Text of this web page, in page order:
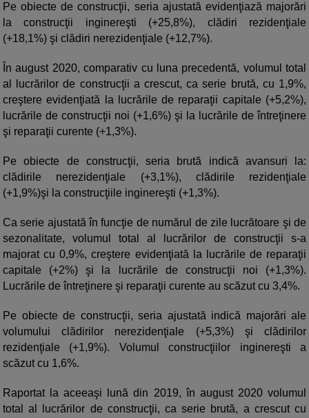
Pe obiecte de construcţii, seria ajustată evidenţiază majorări
la construcţii inginereşti (+25,8%), clădiri rezidenţiale
(+18,1%) şi clădiri nerezidenţiale (+12,7%).
În august 2020, comparativ cu luna precedentă, volumul total
al lucrărilor de construcţii a crescut, ca serie brută, cu 1,9%,
creştere evidenţiată la lucrările de reparaţii capitale (+5,2%),
lucrările de construcţii noi (+1,6%) şi la lucrările de întreţinere
şi reparaţii curente (+1,3%).
Pe obiecte de construcţii, seria brută indică avansuri la:
clădirile nerezidenţiale (+3,1%), clădirile rezidenţiale
(+1,9%)şi la construcţiile inginereşti (+1,3%).
Ca serie ajustată în funcţie de numărul de zile lucrătoare şi de
sezonalitate, volumul total al lucrărilor de construcţii s-a
majorat cu 0,9%, creştere evidenţiată la lucrările de reparaţii
capitale (+2%) şi la lucrările de construcţii noi (+1,3%).
Lucrările de întreţinere şi reparaţii curente au scăzut cu 3,4%.
Pe obiecte de construcţii, seria ajustată indică majorări ale
volumului clădirilor nerezidenţiale (+5,3%) şi clădirilor
rezidenţiale (+1,9%). Volumul construcţiilor inginereşti a
scăzut cu 1,6%.
Raportat la aceeaşi lună din 2019, în august 2020 volumul
total al lucrărilor de construcţii, ca serie brută, a crescut cu